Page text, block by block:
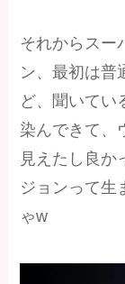
それからスー
ン、最初は普
ど、聞いてい
染んできて、
見えたし良か
ジョンって生
ゃw